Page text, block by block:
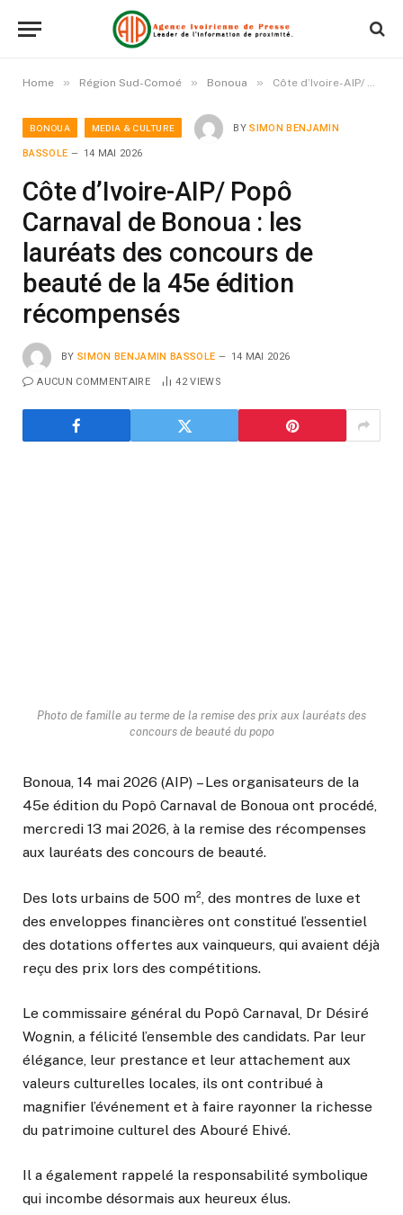
Home » Région Sud-Comoé » Bonoua » Côte d’Ivoire-AIP/ Popô Carnaval de Bonoua : les lauréats des concours de beauté de la 45e édition récompensés
BONOUA MEDIA & CULTURE BY SIMON BENJAMIN
BASSOLE 14 MAI 2026
Côte d’Ivoire-AIP/ Popô
Carnaval de Bonoua : les
lauréats des concours de
beauté de la 45e édition
récompensés
BY SIMON BENJAMIN BASSOLE 14 MAI 2026
AUCUN COMMENTAIRE 42VIEWS
Photo de famille au terme de la remise des prix aux lauréats des
concours de beauté du popo
Bonoua, 14 mai 2026 (AIP) – Les organisateurs de la
45e édition du Popô Carnaval de Bonoua ont procédé,
mercredi 13 mai 2026, à la remise des récompenses
aux lauréats des concours de beauté.
Des lots urbains de 500 m², des montres de luxe et
des enveloppes financières ont constitué l’essentiel
des dotations offertes aux vainqueurs, qui avaient déjà
reçu des prix lors des compétitions.
Le commissaire général du Popô Carnaval, Dr Désiré
Wognin, a félicité l’ensemble des candidats. Par leur
élégance, leur prestance et leur attachement aux
valeurs culturelles locales, ils ont contribué à
magnifier l’événement et à faire rayonner la richesse
du patrimoine culturel des Abouré Ehivé.
Il a également rappelé la responsabilité symbolique
qui incombe désormais aux heureux élus.